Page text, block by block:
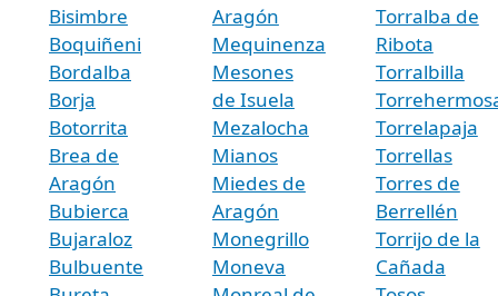
Bisimbre
Boquiñeni
Bordalba
Borja
Botorrita
Brea de
Aragón
Bubierca
Bujaraloz
Bulbuente
Aragón
Mequinenza
Mesones
de Isuela
Mezalocha
Mianos
Miedes de
Aragón
Monegrillo
Moneva
Torralba de
Ribota
Torralbilla
Torrelapaja
Torrellas
Torres de
Berrellén
Torrijo de la
Cañada